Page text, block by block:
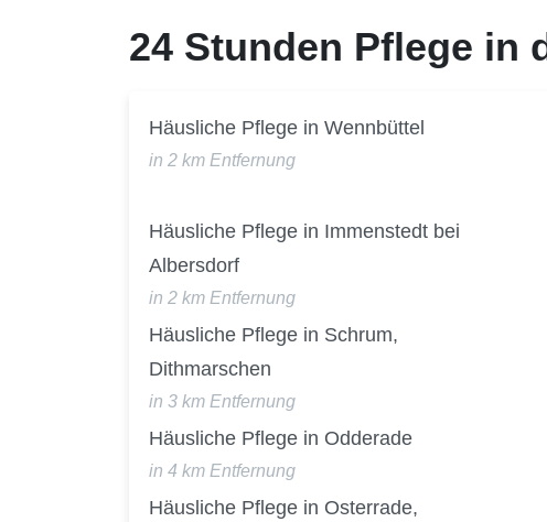
24 Stunden Pflege in
Häusliche Pflege in Wennbüttel
in 2 km Entfernung
Häusliche Pflege in Immenstedt bei
Albersdorf
in 2 km Entfernung
Häusliche Pflege in Schrum,
Dithmarschen
in 3 km Entfernung
Häusliche Pflege in Odderade
in 4 km Entfernung
Häusliche Pflege in Osterrade,